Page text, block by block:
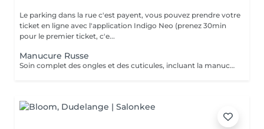
Le parking dans la rue c'est payent, vous pouvez prendre votre
ticket en ligne avec l'application Indigo Neo (prenez 30min
pour le premier ticket, c'e...
Manucure Russe
Soin complet des ongles et des cuticules, incluant la manucure russe, le limage et la mise en forme, suivi de l'application d'un vernis traditionnel transparent pour des mains nettes, soignées et élégantes.